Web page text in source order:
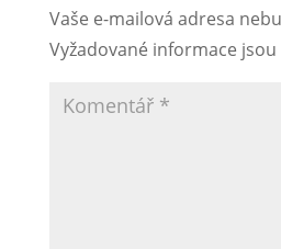
Vaše e-mailová adresa
Vyžadované informace jsou